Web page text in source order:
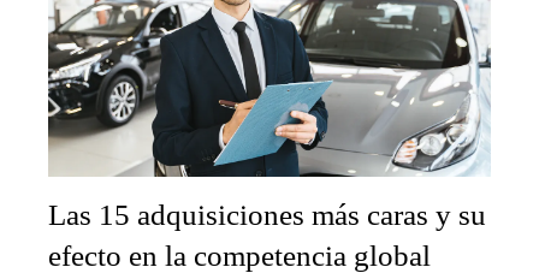
Las 15 adquisiciones más caras y su
efecto en la competencia global